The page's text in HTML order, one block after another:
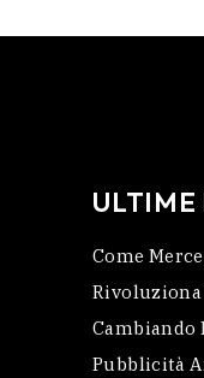
ULTIME
Come
Rivoluziona
Cambiando
Pubblicità